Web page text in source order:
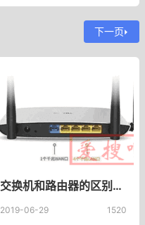
下一页
交换机和路由器的区别?路由器的作用和工作原理，什么是路由器和交换机
2019-06-29 1520